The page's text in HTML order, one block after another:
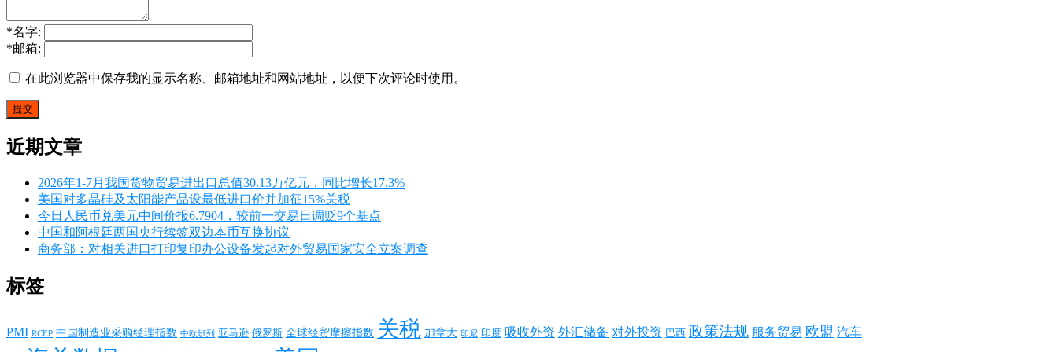
*名字:
*邮箱:
在此浏览器中保存我的显示名称、邮箱地址和网站地址，以便下次评论时使用。
近期文章
2026年1-7月我国货物贸易进出口总值30.13万亿元，同比增长17.3%
美国对多晶硅及太阳能产品设最低进口价并加征15%关税
今日人民币兑美元中间价报6.7904，较前一交易日调贬9个基点
中国和阿根廷两国央行续签双边本币互换协议
商务部：对相关进口打印复印办公设备发起对外贸易国家安全立案调查
标签
PMI RCEP 中国制造业采购经理指数 中欧班列 亚马逊 俄罗斯 全球经贸摩擦指数 关税 加拿大 印尼 印度 吸收外资 外汇储备 对外投资 巴西 政策法规 服务贸易 欧盟 汽车